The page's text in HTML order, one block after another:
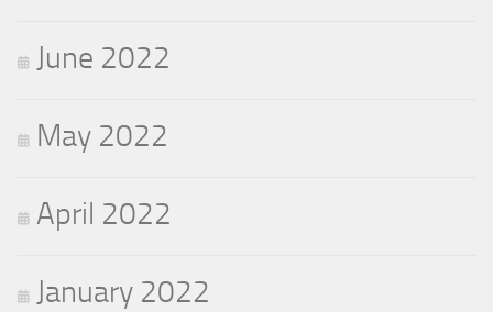
June 2022
May 2022
April 2022
January 2022